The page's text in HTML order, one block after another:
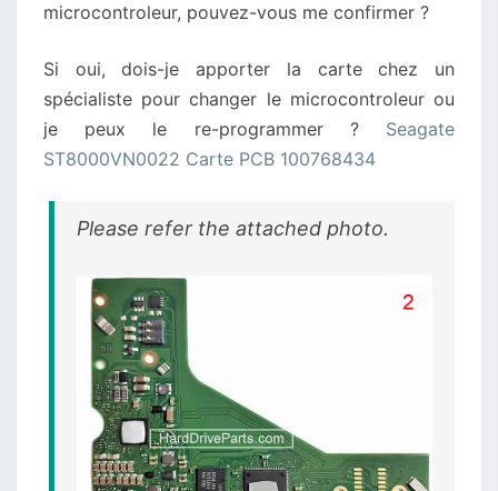
microcontroleur, pouvez-vous me confirmer ?
Si oui, dois-je apporter la carte chez un
spécialiste pour changer le microcontroleur ou
je peux le re-programmer ? Seagate
ST8000VN0022 Carte PCB 100768434
Please refer the attached photo.